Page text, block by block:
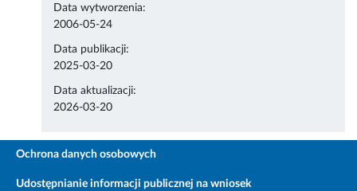
Data wytworzenia:
2006-05-24
Data publikacji:
2025-03-20
Data aktualizacji:
2026-03-20
Ochrona danych osobowych
Udostępnianie informacji publicznej na wniosek